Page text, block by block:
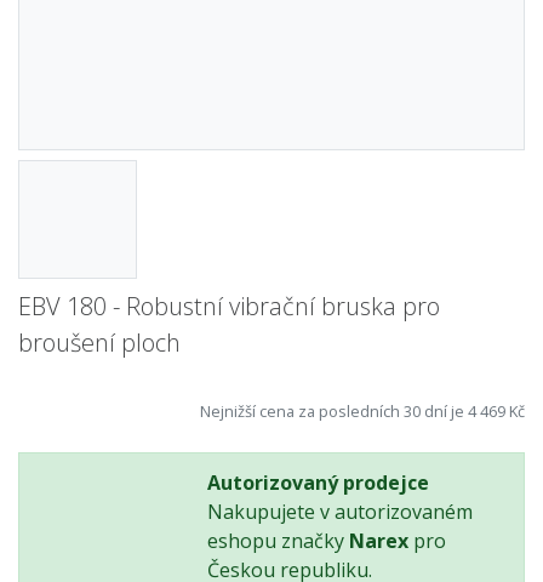
EBV 180 - Robustní vibrační bruska pro
broušení ploch
Nejnižší cena za posledních 30 dní je 4 469 Kč
Autorizovaný prodejce
Nakupujete v autorizovaném
eshopu značky Narex pro
Českou republiku.